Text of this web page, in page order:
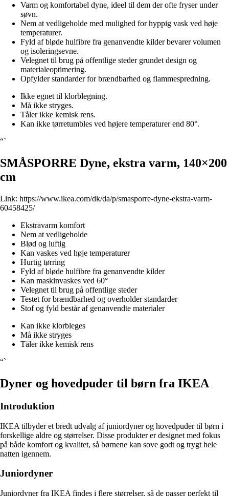
Varm og komfortabel dyne, ideel til dem der ofte fryser under
søvn.
Nem at vedligeholde med mulighed for hyppig vask ved høje
temperaturer.
Fyld af bløde hulfibre fra genanvendte kilder bevarer volumen
og isoleringsevne.
Velegnet til brug på offentlige steder grundet design og
materialeoptimering.
Opfylder standarder for brændbarhed og flammespredning.
Ikke egnet til klorblegning.
Må ikke stryges.
Tåler ikke kemisk rens.
Kan ikke tørretumbles ved højere temperaturer end 80°.
“`
SMÅSPORRE Dyne, ekstra varm, 140×200
cm
Link: https://www.ikea.com/dk/da/p/smasporre-dyne-ekstra-varm-
60458425/
Ekstravarm komfort
Nem at vedligeholde
Blød og luftig
Kan vaskes ved høje temperaturer
Hurtig tørring
Fyld af bløde hulfibre fra genanvendte kilder
Kan maskinvaskes ved 60°
Velegnet til brug på offentlige steder
Testet for brændbarhed og overholder standarder
Stof og fyld består af genanvendte materialer
Kan ikke klorbleges
Må ikke stryges
Tåler ikke kemisk rens
“`
Dyner og hovedpuder til børn fra IKEA
Introduktion
IKEA tilbyder et bredt udvalg af juniordyner og hovedpuder til børn i
forskellige aldre og størrelser. Disse produkter er designet med fokus
på både komfort og kvalitet, så børnene kan sove godt og trygt hele
natten igennem.
Juniordyner
Juniordyner fra IKEA findes i flere størrelser, så de passer perfekt til